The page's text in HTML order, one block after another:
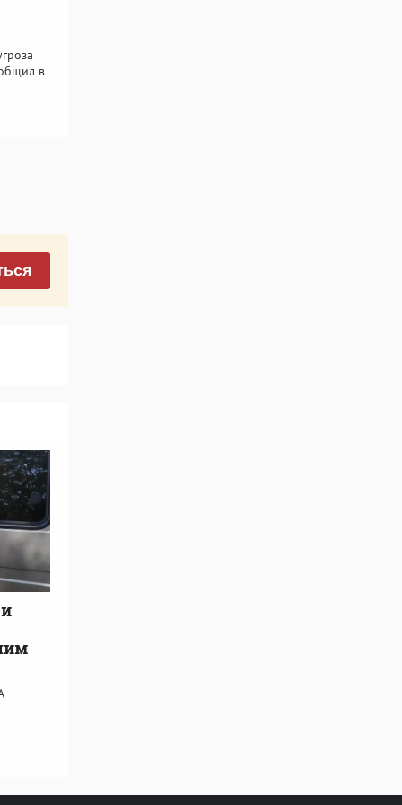
в